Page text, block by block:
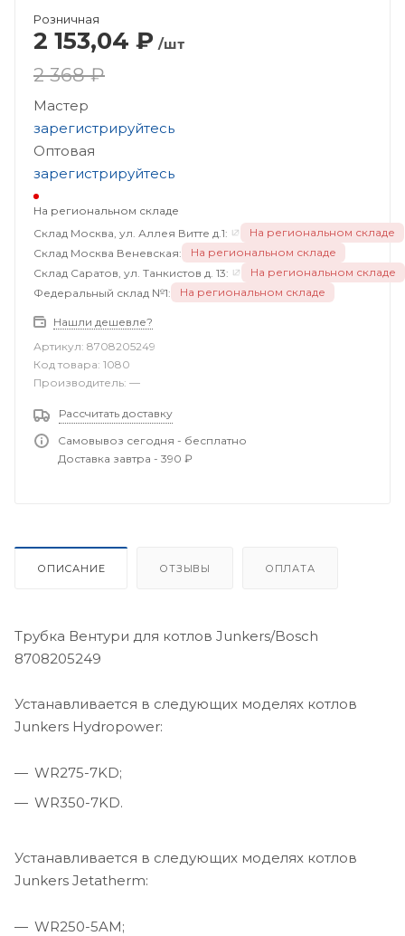
Розничная
2 153,04 ₽ /шт
2 368 ₽
Мастер
зарегистрируйтесь
Оптовая
зарегистрируйтесь
На региональном складе
Склад Москва, ул. Аллея Витте д.1:
На региональном складе
Склад Москва Веневская:
На региональном складе
Склад Саратов, ул. Танкистов д. 13:
На региональном складе
Федеральный склад №1:
На региональном складе
Нашли дешевле?
Артикул: 8708205249
Код товара: 1080
Производитель: —
Рассчитать доставку
Самовывоз сегодня - бесплатно
Доставка завтра - 390 ₽
ОПИСАНИЕ ОТЗЫВЫ ОПЛАТА
Трубка Вентури для котлов Junkers/Bosch
8708205249
Устанавливается в следующих моделях котлов
Junkers Hydropower:
WR275-7KD;
WR350-7KD.
Устанавливается в следующих моделях котлов
Junkers Jetatherm:
WR250-5AM;